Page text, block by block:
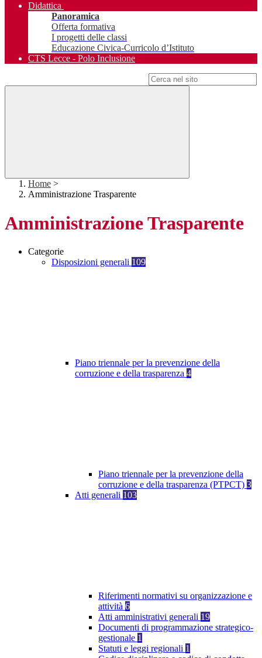
Didattica
Panoramica
Offerta formativa
I progetti delle classi
Educazione Civica-Curricolo d’Istituto
CTS Lecce - Polo Inclusione
Home >
Amministrazione Trasparente
Amministrazione Trasparente
Categorie
Disposizioni generali 109
Piano triennale per la prevenzione della
corruzione e della trasparenza 4
Piano triennale per la prevenzione della
corruzione e della trasparenza (PTPCT) 3
Atti generali 103
Riferimenti normativi su organizzazione e
attività 6
Atti amministrativi generali 19
Documenti di programmazione strategico-
gestionale 1
Statuti e leggi regionali 1